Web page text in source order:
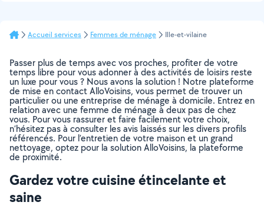
Accueil services Femmes de ménage Ille-et-vilaine
Passer plus de temps avec vos proches, profiter de votre
temps libre pour vous adonner à des activités de loisirs reste
un luxe pour vous ? Nous avons la solution ! Notre plateforme
de mise en contact AlloVoisins, vous permet de trouver un
particulier ou une entreprise de ménage à domicile. Entrez en
relation avec une femme de ménage à deux pas de chez
vous. Pour vous rassurer et faire facilement votre choix,
n’hésitez pas à consulter les avis laissés sur les divers profils
référencés. Pour l’entretien de votre maison et un grand
nettoyage, optez pour la solution AlloVoisins, la plateforme
de proximité.
Gardez votre cuisine étincelante et
saine